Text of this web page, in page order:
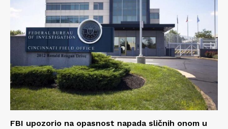
FBI upozorio na opasnost napada sličnih onom u